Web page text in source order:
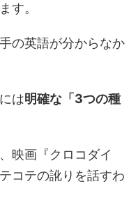
す。
の英語が分からなか
は明確な「3つの種
映画『クロコダイ
コテの訛りを話すわ